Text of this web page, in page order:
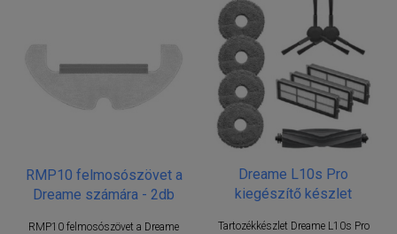
RMP10 felmosószövet a
Dreame számára - 2db
RMP10 felmosószövet a Dreame
Dreame L10s Pro
kiegészítő készlet
Tartozékkészlet Dreame L10s Pro